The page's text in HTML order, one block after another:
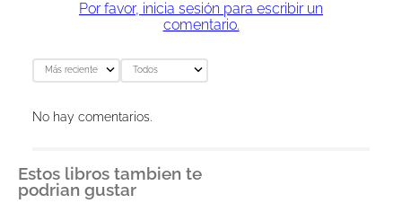
Por favor, inicia sesión para escribir un
comentario.
Más reciente Todos
No hay comentarios.
Estos libros tambien te
podrian gustar